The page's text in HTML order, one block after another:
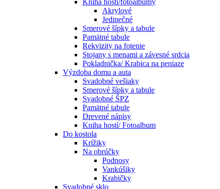
Kniha hostí/fotoalbumy
Akrylové
Jedinečné
Smerové šípky a tabule
Pamätné tabule
Rekvizity na fotenie
Stojany s menami a závesné srdcia
Pokladnička/ Krabica na peniaze
Výzdoba domu a auta
Svadobné vešiaky
Smerové šípky a tabule
Svadobné ŠPZ
Pamätné tabule
Drevené nápisy
Kniha hostí/ Fotoalbum
Do kostola
Krížiky
Na obrúčky
Podnosy
Vankúšiky
Krabičky
Svadobné sklo